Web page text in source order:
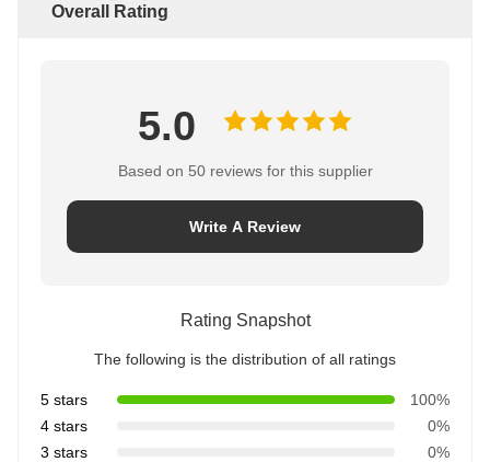
Overall Rating
5.0
Based on 50 reviews for this supplier
Write A Review
Rating Snapshot
The following is the distribution of all ratings
5 stars
100%
4 stars
0%
3 stars
0%